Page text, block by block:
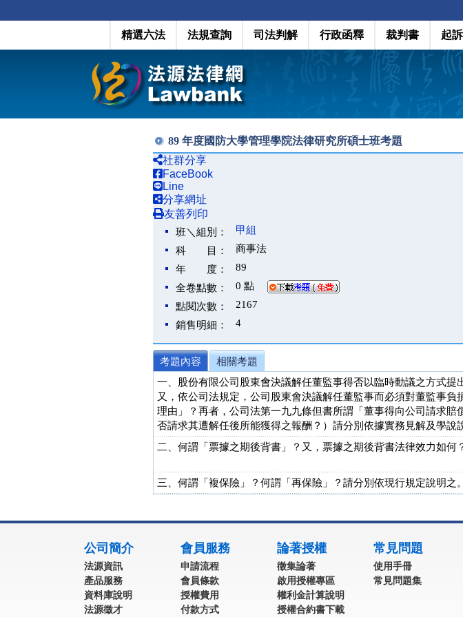
精選六法 法規查詢 司法判解 行政函釋 裁判書 起
89 年度國防大學管理學院法律研究所碩士班考題
社群分享
FaceBook
Line
分享網址
友善列印
班＼組別：
甲組
科 目：
商事法
年 度：
89
全卷點數：
0 點
點閱次數：
2167
銷售明細：
4
考題內容
相關考題
一、股份有限公司股東會決議解任董監事得否以臨時動議之方式提
又，依公司法規定，公司股東會決議解任董監事而必須對董監事
理由」？再者，公司法第一九九條但書所謂「董事得向公司請求
否請求其遭解任後所能獲得之報酬？）請分別依據實務見解及學說
二、何謂「票據之期後背書」？又，票據之期後背書法律效力如何
三、何謂「複保險」？何謂「再保險」？請分別依現行規定說明之
公司簡介
法源資訊
產品服務
資料庫說明
法源徵才
會員服務
申請流程
會員條款
授權費用
付款方式
論著授權
徵集論著
啟用授權專區
權利金計算說明
授權合約書下載
常見問題
使用手冊
常見問題集